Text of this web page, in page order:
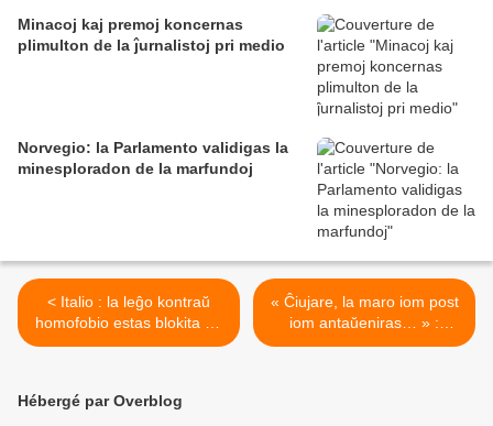
Minacoj kaj premoj koncernas
plimulton de la ĵurnalistoj pri medio
Norvegio: la Parlamento validigas la
minesploradon de la marfundoj
< Italio : la leĝo kontraŭ
homofobio estas blokita de
la Senato
« Ĉiujare, la maro iom post
iom antaŭeniras… » :
Gambio estas vundebla
Hébergé par Overblog